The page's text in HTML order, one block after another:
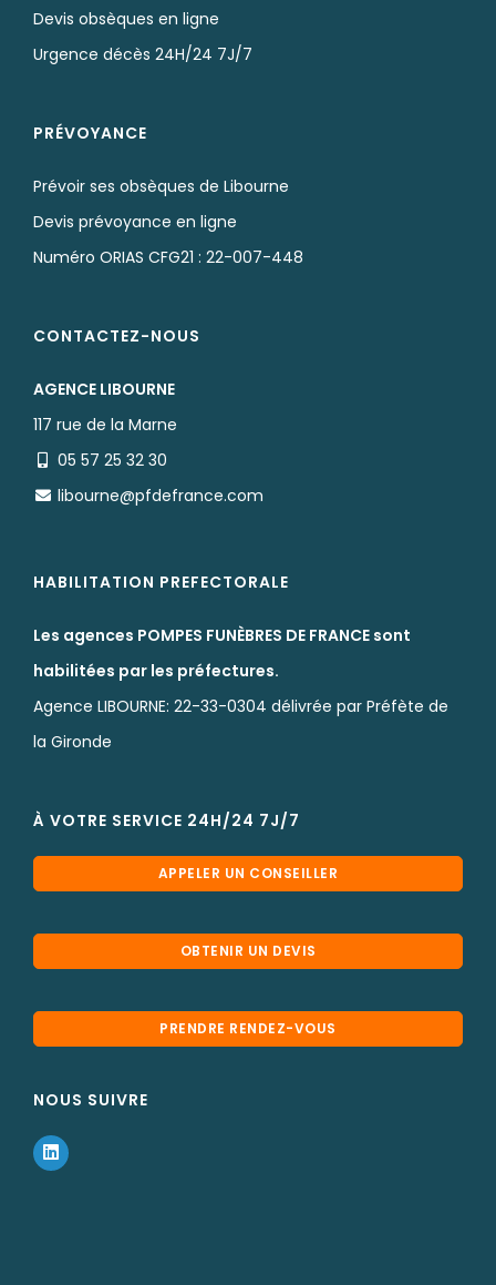
Devis obsèques en ligne
Urgence décès 24H/24 7J/7
PRÉVOYANCE
Prévoir ses obsèques de Libourne
Devis prévoyance en ligne
Numéro ORIAS CFG21 : 22-007-448
CONTACTEZ-NOUS
AGENCE LIBOURNE
117 rue de la Marne
05 57 25 32 30
libourne@pfdefrance.com
HABILITATION PREFECTORALE
Les agences POMPES FUNÈBRES DE FRANCE sont
habilitées par les préfectures.
Agence LIBOURNE: 22-33-0304 délivrée par Préfète de
la Gironde
À VOTRE SERVICE 24H/24 7J/7
APPELER UN CONSEILLER
OBTENIR UN DEVIS
PRENDRE RENDEZ-VOUS
NOUS SUIVRE